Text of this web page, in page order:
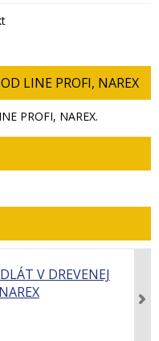
LINE PROFI, NAREX
PROFI, NAREX.
V DREVENEJ